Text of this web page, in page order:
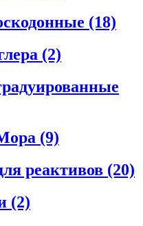
(18)
(2)
(9)
реактивов (20)
(2)